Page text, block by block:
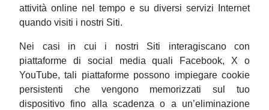
attività online nel tempo e su diversi servizi Internet
quando visiti i nostri Siti.
Nei casi in cui i nostri Siti interagiscano con
piattaforme di social media quali Facebook, X o
YouTube, tali piattaforme possono impiegare cookie
persistenti che vengono memorizzati sul tuo
dispositivo fino alla scadenza o a un’eliminazione